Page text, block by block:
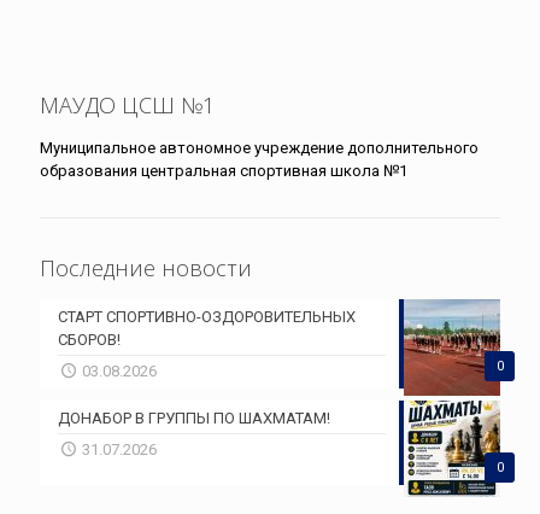
МАУДО ЦСШ №1
Муниципальное автономное учреждение дополнительного
образования центральная спортивная школа №1
Последние новости
0
СТАРТ СПОРТИВНО-ОЗДОРОВИТЕЛЬНЫХ
СБОРОВ!
03.08.2026
0
ДОНАБОР В ГРУППЫ ПО ШАХМАТАМ!
31.07.2026